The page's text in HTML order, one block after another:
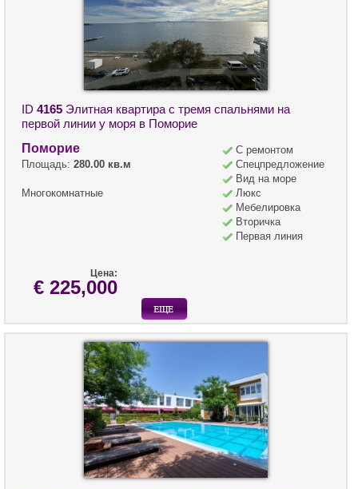
ID 4165 Элитная квартира с тремя спальнями на
первой линии у моря в Поморие
Поморие
Площадь: 280.00 кв.м
Многокомнатные
С ремонтом
Спецпредложение
Вид на море
Люкс
Мебелировка
Вторичка
Первая линия
Цена:
€ 225,000